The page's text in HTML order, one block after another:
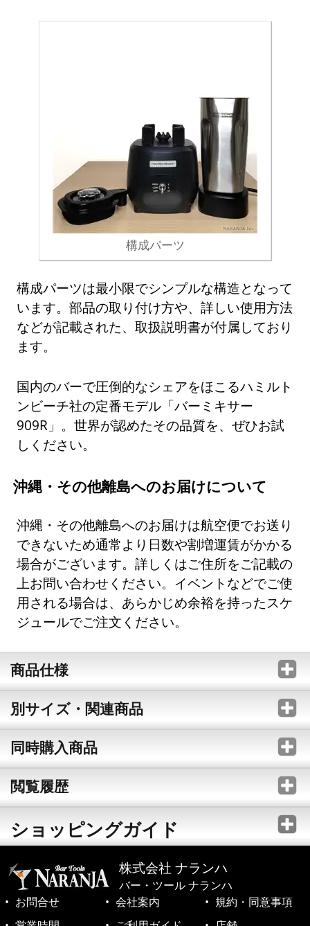
構成パーツ
構成パーツは最小限でシンプルな構造となって
います。部品の取り付け方や、詳しい使用方法
などが記載された、取扱説明書が付属しており
ます。
国内のバーで圧倒的なシェアをほこるハミルト
ンビーチ社の定番モデル「バーミキサー
909R」。世界が認めたその品質を、ぜひお試
しください。
沖縄・その他離島へのお届けについて
沖縄・その他離島へのお届けは航空便でお送り
できないため通常より日数や割増運賃がかかる
場合がございます。詳しくはご住所をご記載の
上お問い合わせください。イベントなどでご使
用される場合は、あらかじめ余裕を持ったスケ
ジュールでご注文ください。
商品仕様
別サイズ・関連商品
同時購入商品
閲覧履歴
ショッピングガイド
株式会社 ナランハ
バー・ツール ナランハ
お問合せ
会社案内
規約・同意事項